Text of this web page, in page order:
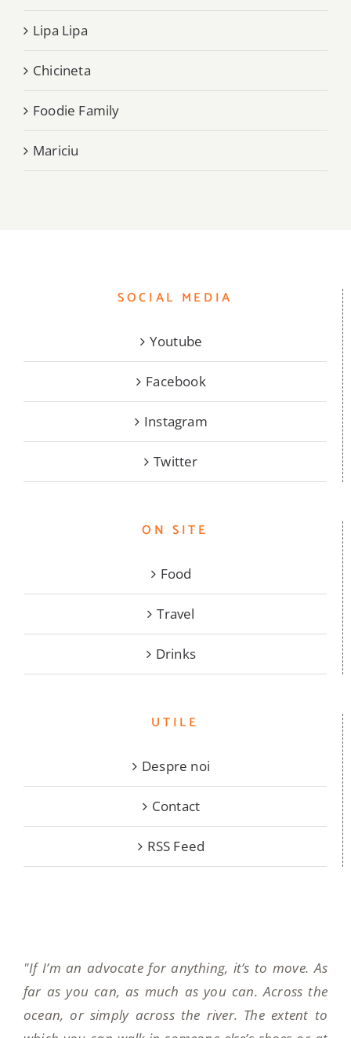
Lipa Lipa
Chicineta
Foodie Family
Mariciu
SOCIAL MEDIA
Youtube
Facebook
Instagram
Twitter
ON SITE
Food
Travel
Drinks
UTILE
Despre noi
Contact
RSS Feed
"If I’m an advocate for anything, it’s to move. As
far as you can, as much as you can. Across the
ocean, or simply across the river. The extent to